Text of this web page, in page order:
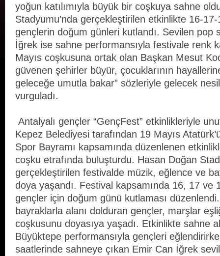
yoğun katılımıyla büyük bir coşkuya sahne
Stadyumu’nda gerçekleştirilen etkinlikte 16-
gençlerin doğum günleri kutlandı. Sevilen pop
İğrek ise sahne performansıyla festivale renk
Mayıs coşkusuna ortak olan Başkan Mesut
güvenen şehirler büyür, çocuklarının
geleceğe umutla bakar” sözleriyle gelecek
vurguladı.
Antalyalı gençler “GençFest” etkinlikleriyle
Kepez Belediyesi tarafından 19 Mayıs
Spor Bayramı kapsamında düzenlenen
coşku etrafında buluşturdu. Hasan Doğan
gerçekleştirilen festivalde müzik, eğlence ve
doya yaşandı. Festival kapsamında 16, 17 ve
gençler için doğum günü kutlaması düzenlendi.
bayraklarla alanı dolduran gençler, marşlar
coşkusunu doyasıya yaşadı. Etkinlikte sahne
Büyüktepe performansıyla gençleri
saatlerinde sahneye çıkan Emir Can İğrek